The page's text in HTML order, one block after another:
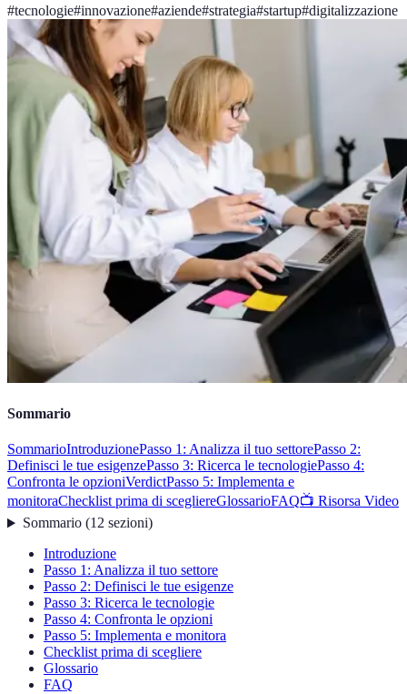
#tecnologie#innovazione#aziende#strategia#startup#digitalizzazione
Sommario
SommarioIntroduzionePasso 1: Analizza il tuo settorePasso 2:
Definisci le tue esigenzePasso 3: Ricerca le tecnologiePasso 4:
Confronta le opzioniVerdictPasso 5: Implementa e
monitoraChecklist prima di scegliereGlossarioFAQ📺 Risorsa Video
Sommario(12 sezioni)
Introduzione
Passo 1: Analizza il tuo settore
Passo 2: Definisci le tue esigenze
Passo 3: Ricerca le tecnologie
Passo 4: Confronta le opzioni
Passo 5: Implementa e monitora
Checklist prima di scegliere
Glossario
FAQ